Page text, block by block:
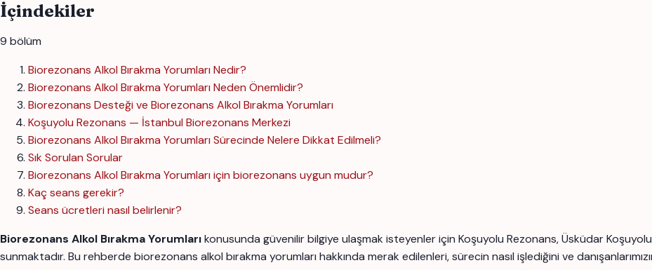
İçindekiler
9 bölüm
Biorezonans Alkol Bırakma Yorumları Nedir?
Biorezonans Alkol Bırakma Yorumları Neden Önemlidir?
Biorezonans Desteği ve Biorezonans Alkol Bırakma Yorumları
Koşuyolu Rezonans — İstanbul Biorezonans Merkezi
Biorezonans Alkol Bırakma Yorumları Sürecinde Nelere Dikkat Edilmeli?
Sık Sorulan Sorular
Biorezonans Alkol Bırakma Yorumları için biorezonans uygun mudur?
Kaç seans gerekir?
Seans ücretleri nasıl belirlenir?
Biorezonans Alkol Bırakma Yorumlarıkonusunda güvenilir bilgiye ulaşmak isteyenler için Koşuyolu Rezonans, Üsküdar
sunmaktadır. Bu rehberde biorezonans alkol bırakma yorumları hakkında merak edilenleri, sürecin nasıl işlediğini ve